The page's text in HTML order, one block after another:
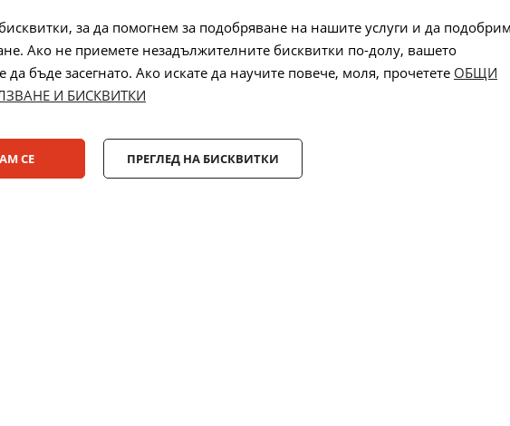
бисквитки
Лизинг:
за да помогнем за подобряване на нашите услуги и да подобрим
Ако не приемете незадължителните бисквитки по-долу, вашето
бъде засегнато. Ако искате да научите повече, моля, прочетете ОБЩИ
И БИСКВИТКИ
СЕ ПРЕГЛЕД НА БИСКВИТКИ